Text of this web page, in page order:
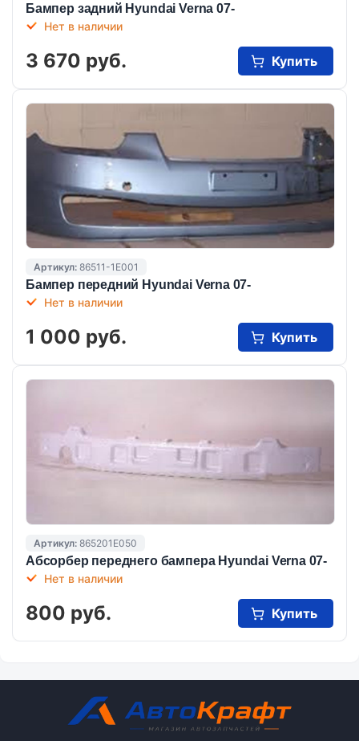
Бампер задний Hyundai Verna 07-
Нет в наличии
3 670 руб. Купить
Артикул: 86511-1E001
Бампер передний Hyundai Verna 07-
Нет в наличии
1 000 руб. Купить
Артикул: 865201E050
Абсорбер переднего бампера Hyundai Verna 07-
Нет в наличии
800 руб. Купить